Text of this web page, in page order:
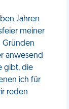
Jahren
meiner
Gründen
anwesend
gibt, die
ich für
reden